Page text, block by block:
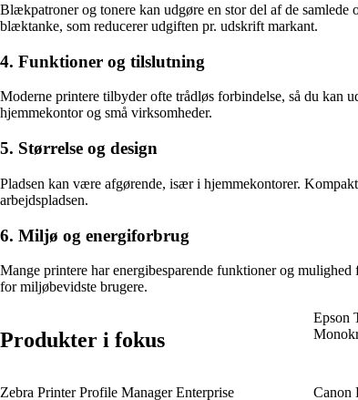
Blækpatroner og tonere kan udgøre en stor del af de
blæktanke, som reducerer udgiften pr. udskrift markant.
4. Funktioner og tilslutning
Moderne printere tilbyder ofte trådløs forbindelse, så du kan
hjemmekontor og små virksomheder.
5. Størrelse og design
Pladsen kan være afgørende, især i hjemmekontorer.
arbejdspladsen.
6. Miljø og energiforbrug
Mange printere har energibesparende funktioner og
for miljøbevidste brugere.
Produkter i fokus
Epson
Zebra Printer Profile Manager Enterprise
Canon